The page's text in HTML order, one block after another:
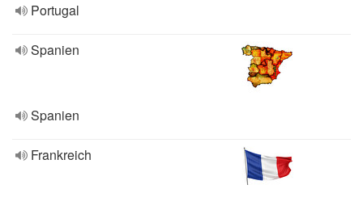
Portugal
Spanien
Spanien
Frankreich